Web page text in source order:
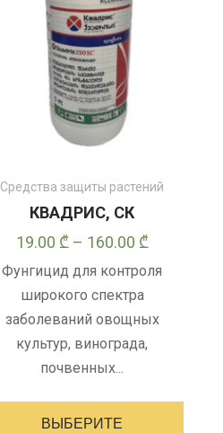
Средства защиты растений
КВАДРИС, СК
19.00 ₾ – 160.00 ₾Диапазон
цен:
–
Фунгицид для контроля
широкого спектра
заболеваний овощных
культур, винограда,
почвенных...
ВЫБЕРИТЕ